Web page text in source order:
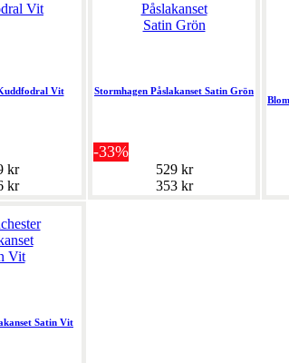
Vit
kr
kr
Stormhagen Påslakanset Satin Grön
-33%
529 kr
353 kr
Satin Vit